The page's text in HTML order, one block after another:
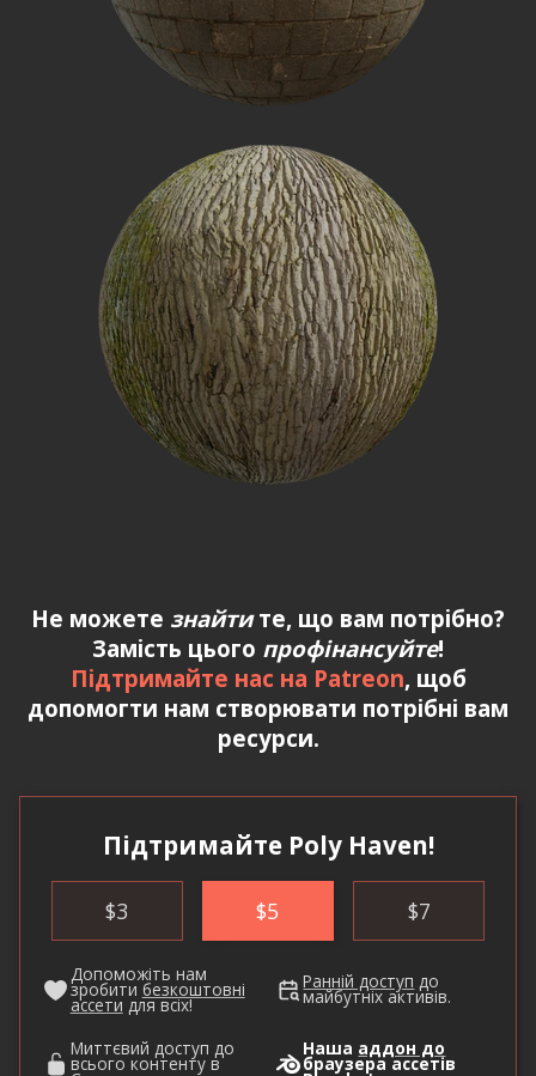
Не можете знайтите, що вам потрібно?
Замість цього профінансуйте!
Підтримайте нас на Patreon, щоб
допомогти нам створювати потрібні вам
ресурси.
Підтримайте Poly Haven!
$3 $5 $7
Допоможіть нам
зробити безкоштовні
ассети для всіх!
Ранній доступ до
майбутніх активів.
Миттєвий доступ до
всього контенту в
Наша аддон до
браузера ассетів